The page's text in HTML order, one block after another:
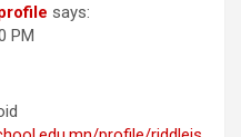
says:
PM